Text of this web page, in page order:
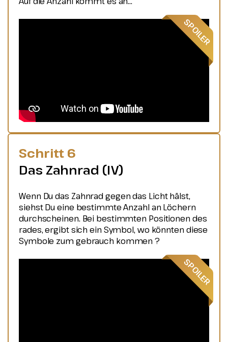
Schritt 6
Das Zahnrad (IV)
Wenn Du das Zahnrad gegen das Licht hälst,
siehst Du eine bestimmte Anzahl an Löchern
durchscheinen. Bei bestimmten Positionen des
rades, ergibt sich ein Symbol, wo könnten diese
Symbole zum gebrauch kommen ?